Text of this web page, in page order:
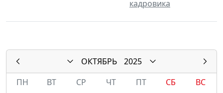
кадровика
ОКТЯБРЬ
2025
ПН
ВТ СР ЧТ ПТ СБ
ВС